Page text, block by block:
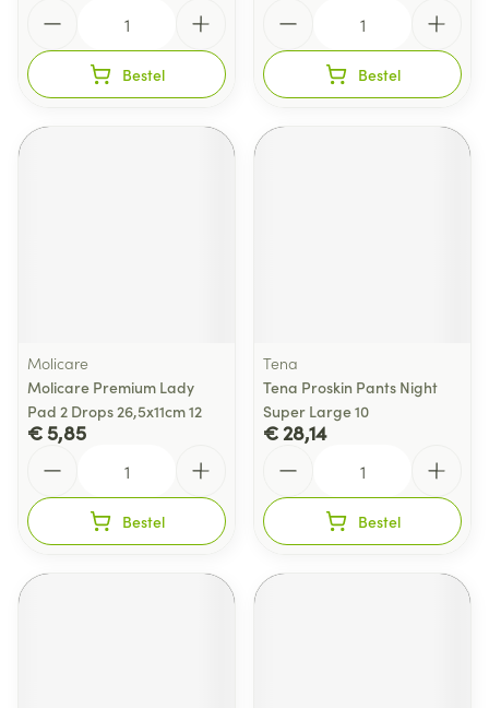
Bestel Bestel
Molicare
Molicare Premium Lady
Pad 2 Drops 26,5x11cm 12
€ 5,85
Bestel
Tena
Tena Proskin Pants Night
Super Large 10
€ 28,14
Bestel